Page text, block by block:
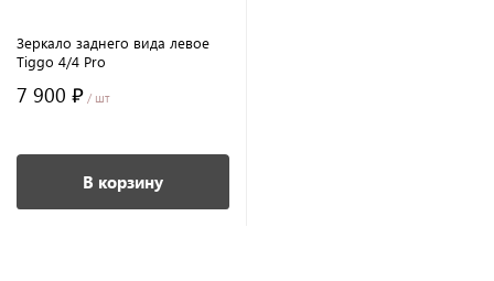
Зеркало заднего вида левое
Tiggo 4/4 Prо
7 900 ₽ / шт
В корзину